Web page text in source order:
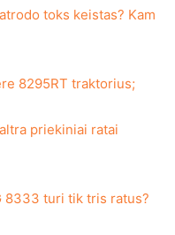
toks keistas? Kam
8295RT traktorius;
priekiniai ratai
8333 turi tik tris ratus?